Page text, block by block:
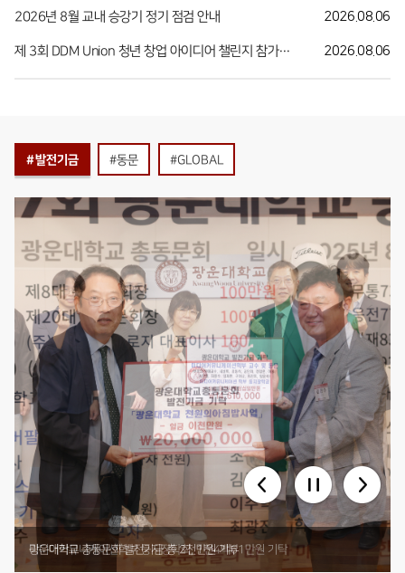
2026년 8월 교내 승강기 정기 점검 안내 2026.08.06
제 3회 DDM Union 청년 창업 아이디어 챌린지 참가자 모집 안내 2026.08.06
#발전기금 #동문 #GLOBAL
기부 내역 전체 보러가기
부동산법무학과 박사동문, 발전기금 4천2백12만원 기부
미디어커뮤니케이션학부 둥지장학회, 1천4백61만원 기탁
광운대학교 총동문회 발전기금 총 2천만원 기부